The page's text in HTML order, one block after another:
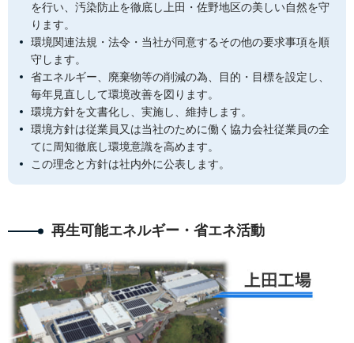
を行い、汚染防止を徹底し上田・佐野地区の美しい自然を守
ります。
環境関連法規・法令・当社が同意するその他の要求事項を順
守します。
省エネルギー、廃棄物等の削減の為、目的・目標を設定し、
毎年見直しして環境改善を図ります。
環境方針を文書化し、実施し、維持します。
環境方針は従業員又は当社のために働く協力会社従業員の全
てに周知徹底し環境意識を高めます。
この理念と方針は社内外に公表します。
再生可能エネルギー・省エネ活動